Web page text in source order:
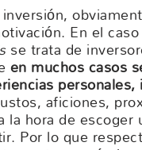
En el
se trata de
en muchos casos
personales,
aficiones,
hora de escoger
Por lo que